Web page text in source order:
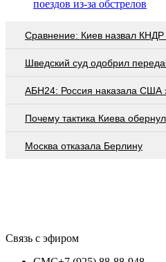
поездов из-за обстрелов
Сравнение: Киев назвал
Шведский суд одобрил
АБН24: Россия наказала США
Почему тактика Киева
Москва отказала Берлину
Связь с эфиром